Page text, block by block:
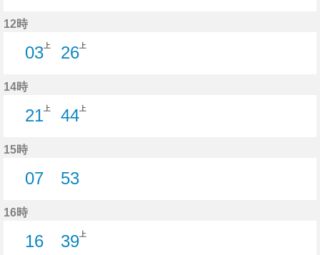
12時
03 上
26 上
14時
21 上
44 上
15時
07
53
16時
16
39 上